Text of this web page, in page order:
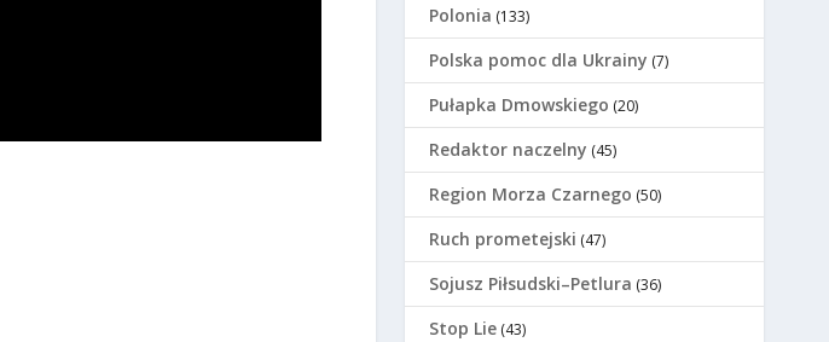
Polonia (133)
Polska pomoc dla Ukrainy (7)
Pułapka Dmowskiego (20)
Redaktor naczelny (45)
Region Morza Czarnego (50)
Ruch prometejski (47)
Sojusz Piłsudski–Petlura (36)
Stop Lie (43)